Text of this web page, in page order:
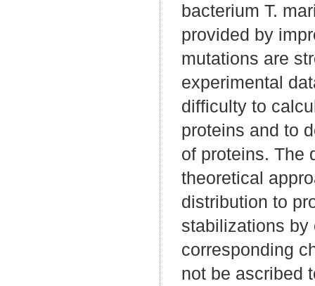
bacterium T.
provided by
mutations are
experimental
difficulty to
proteins and to
of proteins. The
theoretical
distribution to
stabilizations by
corresponding
not be ascribed